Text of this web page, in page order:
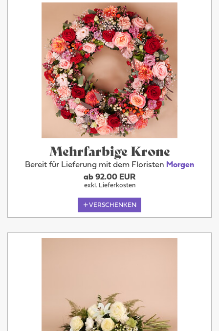
Mehrfarbige Krone
Bereit für Lieferung mit dem Floristen Morgen
ab 92.00 EUR
exkl. Lieferkosten
VERSCHENKEN